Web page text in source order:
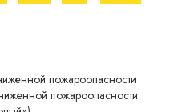
пожароопасности
пожароопасности